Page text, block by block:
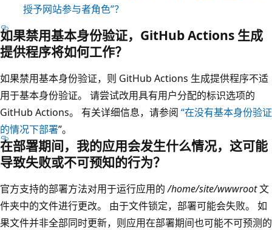
授予网站参与者角色”？
如果禁用基本身份验证，GitHub Actions 生成
提供程序将如何工作？
如果禁用基本身份验证，则 GitHub Actions 生成提供程序不适
用于基本身份验证。 请尝试改用具有用户分配的标识选项的
GitHub Actions。 有关详细信息，请参阅 “在没有基本身份验证
的情况下部署”。
在部署期间，我的应用会发生什么情况，这可能
导致失败或不可预知的行为？
官方支持的部署方法对用于运行应用的/home/site/wwwroot文
件夹中的文件进行更改。 由于文件锁定，部署可能会失败。 如
果文件并非全部同时更新，则应用在部署期间也可能不可预测的